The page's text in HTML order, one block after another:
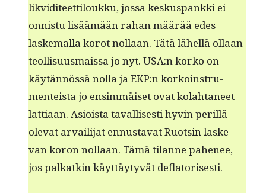
lik­vidi­teet­tiloukku, jos­sa keskus­pank­ki ei
onnis­tu lisäämään rahan määrää edes
laske­mal­la korot nol­laan. Tätä lähel­lä ollaan
teol­lisu­us­mais­sa jo nyt. USA:n korko on
käytän­nössä nol­la ja EKP:n korkoin­stru­
menteista jo ensim­mäiset ovat kolah­ta­neet
lat­ti­aan. Asioista taval­lis­es­ti hyvin per­il­lä
ole­vat arvail­i­jat ennus­ta­vat Ruotsin laske­
van koron nol­laan. Tämä tilanne pahe­nee,
jos palkatkin käyt­täy­tyvät deflatorisesti.